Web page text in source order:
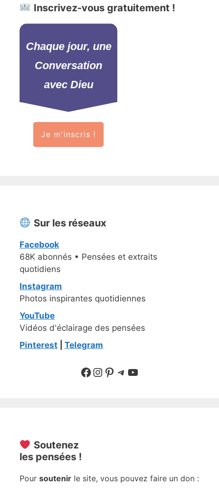
Inscrivez-vous gratuitement !
Chaque jour, une
Conversation
avec Dieu
Je m'inscris !
Sur les réseaux
Facebook
68K abonnés • Pensées et extraits
quotidiens
Instagram
Photos inspirantes quotidiennes
YouTube
Vidéos d'éclairage des pensées
Pinterest
Telegram
Suivre sur Facebook
Suivre sur Instagram
Pinterest
Sur Telegram
YouTube
Soutenez
les pensées !
Pour soutenir le site, vous pouvez faire un don :